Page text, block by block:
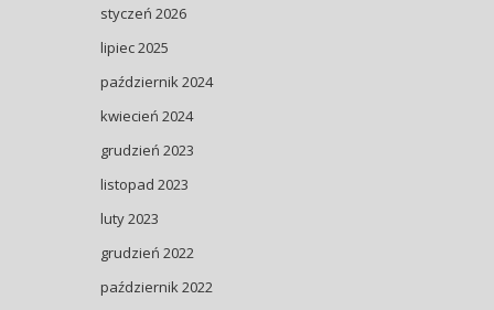
styczeń 2026
lipiec 2025
październik 2024
kwiecień 2024
grudzień 2023
listopad 2023
luty 2023
grudzień 2022
październik 2022